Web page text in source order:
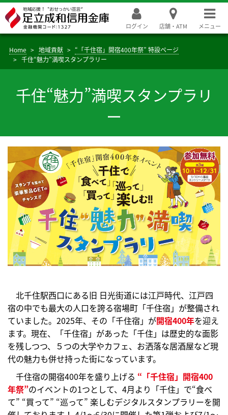
ログイン 店舗・ATM メニュー
Home 地域貢献
“「千住宿」開宿400年祭” 特設ページ
千住“魅力”満喫スタンプラリー
千住“魅力”満喫スタンプラリ
ー
北千住駅西口にある旧 日光街道には江戸時代、江戸四
宿の中でも最大の人口を誇る宿場町「千住宿」が整備され
ていました。2025年、その「千住宿」が開宿400年を迎え
ます。現在、「千住宿」があった「千住」は歴史的な面影
を残しつつ、５つの大学やカフェ、お洒落な居酒屋など現
代の魅力も併せ持った街になっています。
千住宿の開宿400年を盛り上げる “「千住宿」開宿400
年祭”のイベントの1つとして、4月より「千住」で“食べ
て” “買って” “巡って” 楽しむデジタルスタンプラリーを開